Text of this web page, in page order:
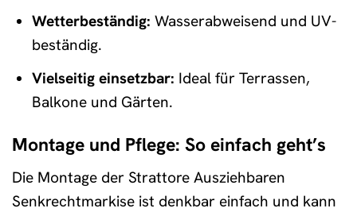
Wetterbeständig: Wasserabweisend und UV-
beständig.
Vielseitig einsetzbar: Ideal für Terrassen,
Balkone und Gärten.
Montage und Pflege: So einfach geht’s
Die Montage der Strattore Ausziehbaren
Senkrechtmarkise ist denkbar einfach und kann